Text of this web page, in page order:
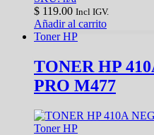
$ 119.00 Incl IGV.
Añadir al carrito
Toner HP
TONER HP
PRO M477
Toner HP